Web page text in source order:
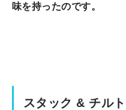
味を持ったのです。
スタック & チル